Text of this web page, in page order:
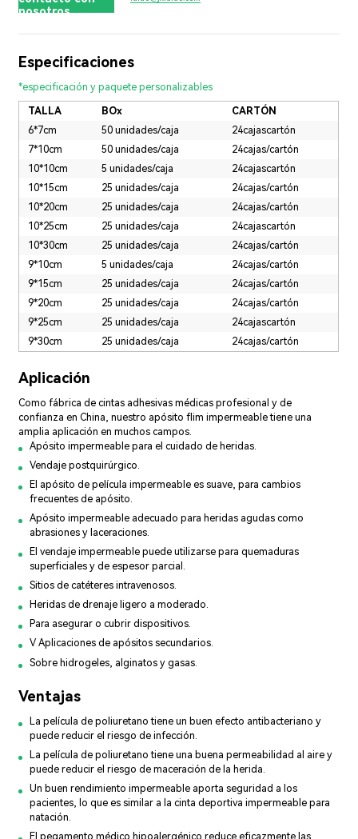
nosotros
Especificaciones
*especificación y paquete personalizables
TALLA BOx
CARTÓN
6*7cm
50 unidades/caja
24cajascartón
7*10cm
50 unidades/caja
24cajas/cartón
10*10cm
5 unidades/caja
24cajascartón
10*15cm
25 unidades/caja
24cajas/cartón
10*20cm
25 unidades/caja
24cajas/cartón
10*25cm
25 unidades/caja
24cajascartón
10*30cm
25 unidades/caja
24cajas/cartón
9*10cm
5 unidades/caja
24cajas/cartón
9*15cm
25 unidades/caja
24cajas/cartón
9*20cm
25 unidades/caja
24cajas/cartón
9*25cm
25 unidades/caja
24cajascartón
9*30cm
25 unidades/caja 24cajas/cartón
Aplicación
Como fábrica de cintas adhesivas médicas profesional y de
confianza en China, nuestro apósito flim impermeable tiene una
amplia aplicación en muchos campos.
Apósito impermeable para el cuidado de heridas.
Vendaje postquirúrgico.
El apósito de película impermeable es suave, para cambios
frecuentes de apósito.
Apósito impermeable adecuado para heridas agudas como
abrasiones y laceraciones.
El vendaje impermeable puede utilizarse para quemaduras
superficiales y de espesor parcial.
Sitios de catéteres intravenosos.
Heridas de drenaje ligero a moderado.
Para asegurar o cubrir dispositivos.
V Aplicaciones de apósitos secundarios.
Sobre hidrogeles, alginatos y gasas.
Ventajas
La película de poliuretano tiene un buen efecto antibacteriano y
puede reducir el riesgo de infección.
La película de poliuretano tiene una buena permeabilidad al aire y
puede reducir el riesgo de maceración de la herida.
Un buen rendimiento impermeable aporta seguridad a los
pacientes, lo que es similar a la cinta deportiva impermeable para
natación.
El pegamento médico hipoalergénico reduce eficazmente las